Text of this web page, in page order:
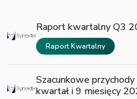
Raport kwartalny Q3
Raport Kwartalny
Szacunkowe
kwartał i 9 miesięcy